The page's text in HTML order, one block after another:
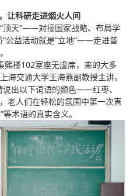
让科研走进烟火人间
顶天”——对接国家战略、布局学
”公益活动就是“立地”——走进普
熙楼102室座无虚席，来的大多
海交通大学王海燕副教授主讲。
说出以下词语的颜色——红枣、
老人们在轻松的氛围中第一次直
术语的真实含义。